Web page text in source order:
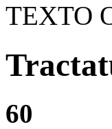
TEXTO
60